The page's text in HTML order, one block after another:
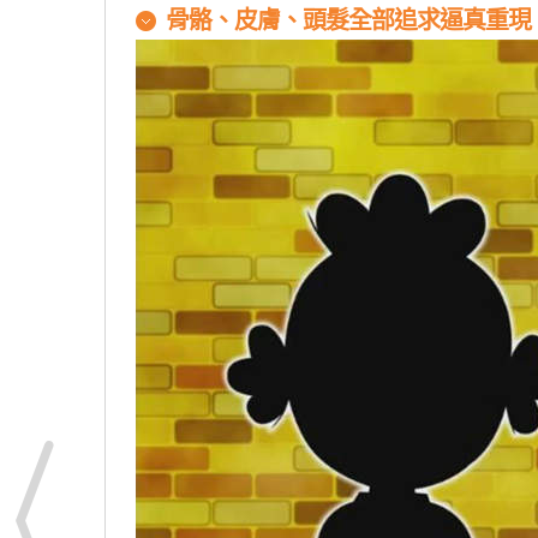
骨骼、皮膚、頭髮全部追求逼真重現